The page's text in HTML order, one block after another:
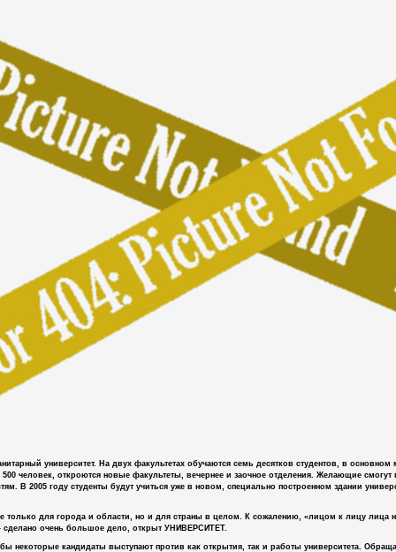
университет. На двух факультетах обучаются семь десятков студентов, в
человек, откроются новые факультеты, вечернее и заочное отделения. Желающие
В 2005 году студенты будут учиться уже в новом, специально построенном здании
только для города и области, но и для страны в целом. К сожалению, «лицом к лицу лица
очень большое дело, открыт УНИВЕРСИТЕТ.
некоторые кандидаты выступают против как открытия, так и работы университета.